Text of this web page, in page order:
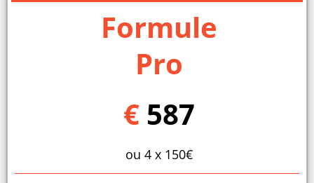
Formule
Pro
€587
ou 4 x 150€